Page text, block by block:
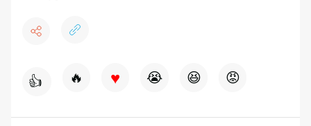
👍 🔥 ♥ 😭 😆 😡